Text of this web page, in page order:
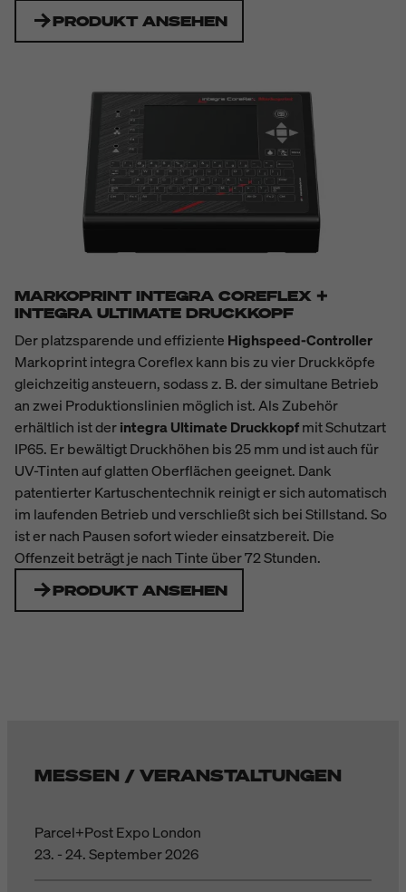
PRODUKT ANSEHEN
MARKOPRINT INTEGRA COREFLEX +
INTEGRA ULTIMATE DRUCKKOPF
Der platzsparende und effiziente Highspeed-Controller
Markoprint integra Coreflex kann bis zu vier Druckköpfe
gleichzeitig ansteuern, sodass z. B. der simultane Betrieb
an zwei Produktionslinien möglich ist. Als Zubehör
erhältlich ist derintegra Ultimate Druckkopfmit Schutzart
IP65. Er bewältigt Druckhöhen bis 25 mm und ist auch für
UV-Tinten auf glatten Oberflächen geeignet. Dank
patentierter Kartuschentechnik reinigt er sich automatisch
im laufenden Betrieb und verschließt sich bei Stillstand. So
ist er nach Pausen sofort wieder einsatzbereit. Die
Offenzeit beträgt je nach Tinte über 72 Stunden.
PRODUKT ANSEHEN
MESSEN / VERANSTALTUNGEN
Parcel+Post Expo London
23. - 24. September 2026